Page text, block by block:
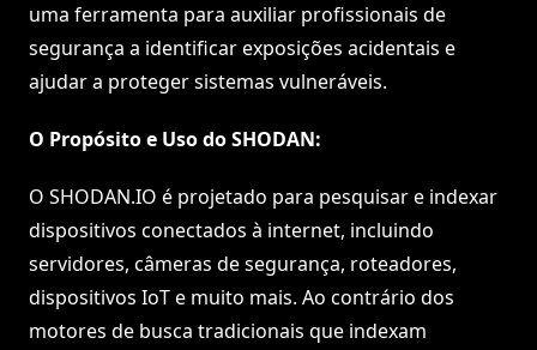
uma ferramenta para auxiliar profissionais de
segurança a identificar exposições acidentais e
ajudar a proteger sistemas vulneráveis.
O Propósito e Uso do SHODAN:
O SHODAN.IO é projetado para pesquisar e indexar
dispositivos conectados à internet, incluindo
servidores, câmeras de segurança, roteadores,
dispositivos IoT e muito mais. Ao contrário dos
motores de busca tradicionais que indexam